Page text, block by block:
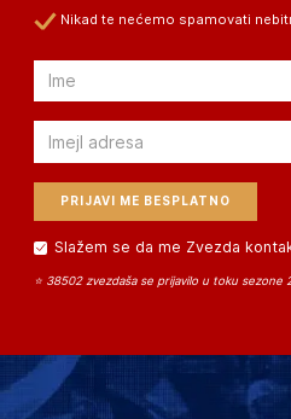
Nikad te nećemo spamovati
Email
Email
Slažem se da me Zvezda
⭐ 38502 zvezdaša se prijavilo u toku sezone